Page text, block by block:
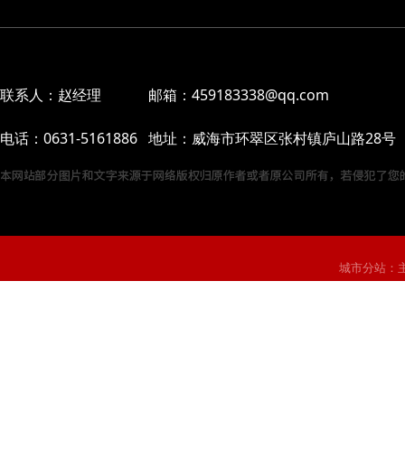
联系人：赵经理 邮箱：459183338@qq.com
电话：0631-5161886 地址：威海市环翠区张村镇庐山路28号
城市分站：